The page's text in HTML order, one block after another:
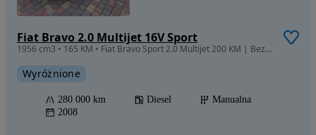
Fiat Bravo 2.0 Multijet 16V Sport
1956 cm3 • 165 KM • Fiat Bravo Sport 2.0 Multijet 200 KM | Bezwypadkowy | 2 właściciel | D
Wyróżnione
280 000 km Diesel
Manualna
2008